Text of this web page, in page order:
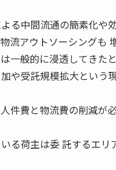
る中間流通の簡素化や
流アウトソーシングも
一般的に浸透してきたと
や受託規模拡大という
件費と物流費の削減が
る荷主は委 託するエリ